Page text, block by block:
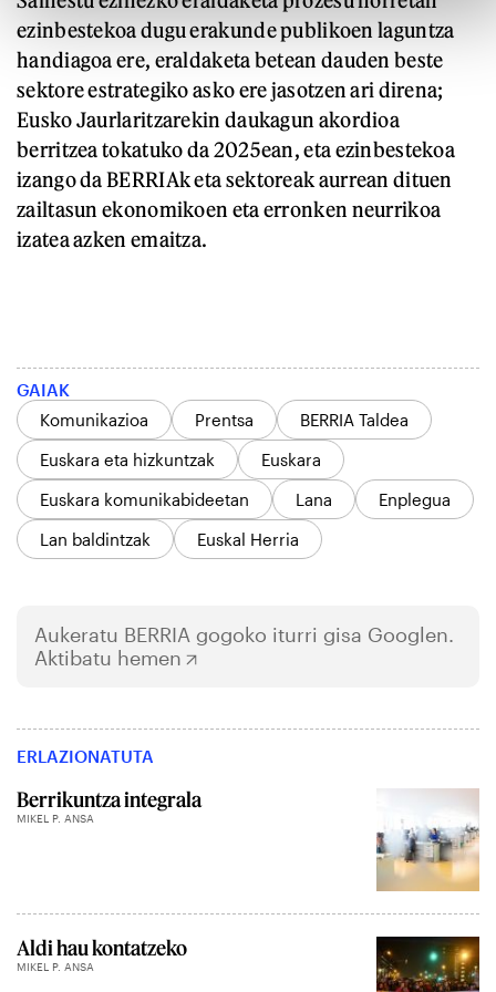
ezinbestekoa dugu erakunde publikoen laguntza
handiagoa ere, eraldaketa betean dauden beste
sektore estrategiko asko ere jasotzen ari direna;
Eusko Jaurlaritzarekin daukagun akordioa
berritzea tokatuko da 2025ean, eta ezinbestekoa
izango da BERRIAk eta sektoreak aurrean dituen
zailtasun ekonomikoen eta erronken neurrikoa
izatea azken emaitza.
GAIAK
Komunikazioa
Prentsa
BERRIA Taldea
Euskara eta hizkuntzak
Euskara
Euskara komunikabideetan
Lana
Enplegua
Lan baldintzak
Euskal Herria
Aukeratu BERRIA gogoko iturri gisa Googlen.
Aktibatu hemen
ERLAZIONATUTA
Berrikuntza integrala
MIKEL P. ANSA
Aldi hau kontatzeko
MIKEL P. ANSA